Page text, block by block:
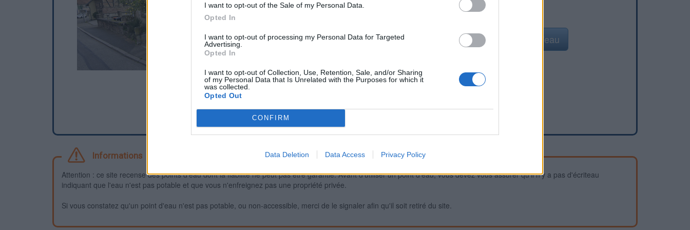
I want to opt-out of the Sale of my Personal Data.
Opted In
I want to opt-out of processing my Personal Data for Targeted
Advertising.
Opted In
I want to opt-out of Collection, Use, Retention, Sale, and/or Sharing
of my Personal Data that Is Unrelated with the Purposes for which it
was collected.
Opted Out
CONFIRM
Data Deletion Data Access Privacy Policy
Signaler une erreur Ajouter un point d'eau
Informations
Attention : ce site recense des points d'eau dont la fiabilité ne peut pas être garantie. Avant d'utiliser un point d'eau, vous devez vous assurer qu'il n'y a pas d'écriteau
indiquant que l'eau n'est pas potable et que vous n'enfreignez pas une propriété privée.
Si vous constatez qu'un point d'eau n'est pas potable, ou non-accessible, merci de le signaler afin qu'il soit retiré du site.